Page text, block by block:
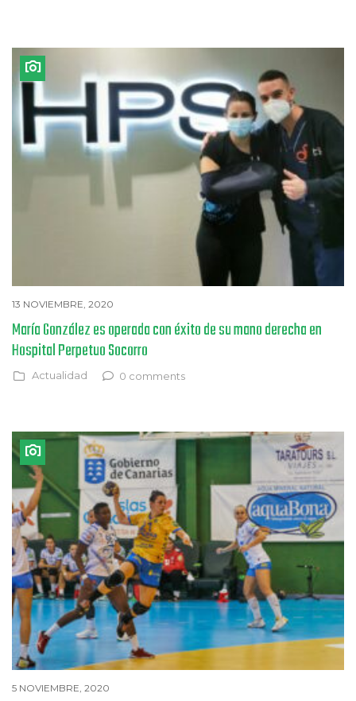
13 NOVIEMBRE, 2020
María González es operada con éxito de su mano derecha en
Hospital Perpetuo Socorro
Actualidad 0 comments
5 NOVIEMBRE, 2020